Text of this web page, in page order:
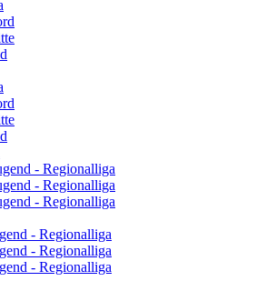
- Regionalliga
- Regionalliga
- Regionalliga
- Regionalliga
- Regionalliga
- Regionalliga